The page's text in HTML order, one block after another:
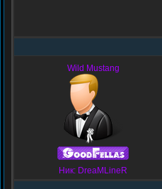
Wild Mustang
Ник: DreaMLineR